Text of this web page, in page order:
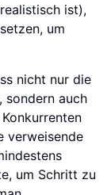
ist),
um
nicht nur die
sondern auch
verweisende
um Schritt zu